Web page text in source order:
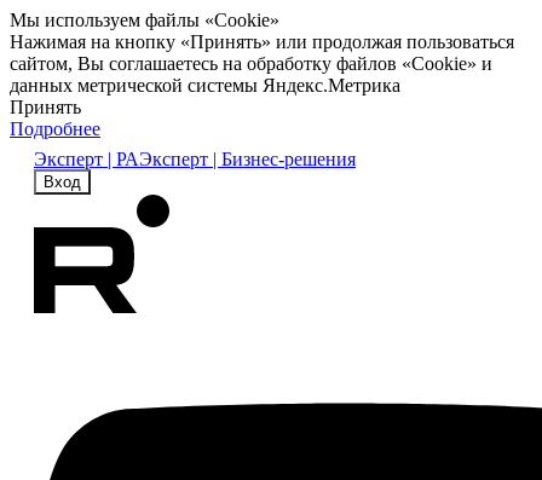
Мы используем файлы «Cookie»
Нажимая на кнопку «Принять» или продолжая пользоваться
сайтом, Вы соглашаетесь на обработку файлов «Cookie» и
данных метрической системы Яндекс.Метрика
Принять
Подробнее
Эксперт | РАЭксперт | Бизнес-решения
Вход